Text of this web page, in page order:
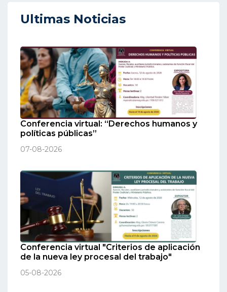
Ultimas Noticias
Conferencia virtual: “Derechos humanos y
políticas públicas”
07-08-2026
Conferencia virtual "Criterios de aplicación
de la nueva ley procesal del trabajo"
05-08-2026